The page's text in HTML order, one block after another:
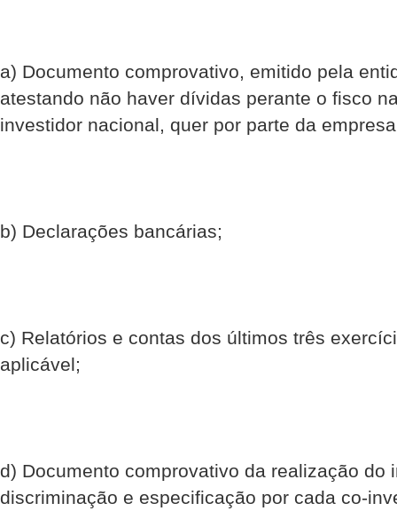
a) Documento comprovativo, emitido pela
atestando não haver dívidas perante o fisco
investidor nacional, quer por parte da
b) Declarações bancárias;
c) Relatórios e contas dos últimos três
aplicável;
d) Documento comprovativo da realização do
discriminação e especificação por cada co-